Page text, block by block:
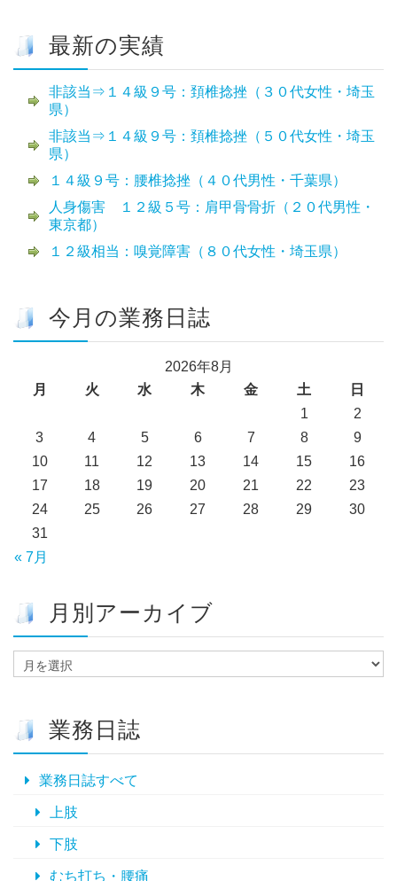
最新の実績
非該当⇒１４級９号：頚椎捻挫（３０代女性・埼玉
県）
非該当⇒１４級９号：頚椎捻挫（５０代女性・埼玉
県）
１４級９号：腰椎捻挫（４０代男性・千葉県）
人身傷害 １２級５号：肩甲骨骨折（２０代男性・
東京都）
１２級相当：嗅覚障害（８０代女性・埼玉県）
今月の業務日誌
2026年8月
月
火 水 木 金 土 日
« 7月
1
2
3
4 5 6 7 8
9
10
11 12 13 14 15
16
17
18 19 20 21 22
23
24
25 26 27 28 29
30
31
月別アーカイブ
別
カ
業務日誌
業務日誌すべて
上肢
下肢
むち打ち・腰痛